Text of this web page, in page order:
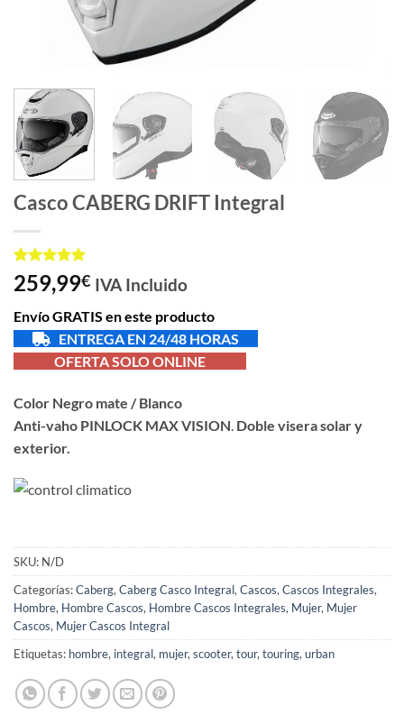
Casco CABERG DRIFT Integral
Valorado
con 5de 5
1
valoración
de un
cliente
259,99€ IVA Incluido
Envío GRATIS en este producto
ENTREGA EN 24/48 HORAS
OFERTA SOLO ONLINE
Color Negro mate / Blanco
Anti-vaho PINLOCK MAX VISION Doble visera solar y
exterior.
SKU: N/D
Categorías:Caberg,Caberg Casco Integral,Cascos,Cascos Integrales,
Hombre, Hombre Cascos, Hombre Cascos Integrales, Mujer, Mujer
Cascos, Mujer Cascos Integral
Etiquetas: hombre, integral, mujer,scooter,tour,touring,urban